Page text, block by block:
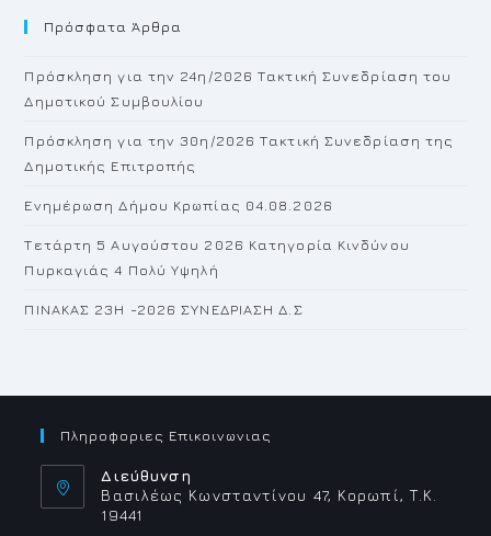
Πρόσφατα Άρθρα
Πρόσκληση για την 24η/2026 Τακτική Συνεδρίαση του
Δημοτικού Συμβουλίου
Πρόσκληση για την 30η/2026 Τακτική Συνεδρίαση της
Δημοτικής Επιτροπής
Ενημέρωση Δήμου Κρωπίας 04.08.2026
Τετάρτη 5 Αυγούστου 2026 Κατηγορία Κινδύνου
Πυρκαγιάς 4 Πολύ Υψηλή
ΠΙΝΑΚΑΣ 23H -2026 ΣΥΝΕΔΡΙΑΣΗ Δ.Σ
Πληροφοριες Επικοινωνιας
Διεύθυνση
Βασιλέως Κωνσταντίνου 47, Κορωπί, Τ.Κ.
19441